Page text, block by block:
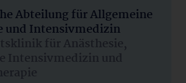
Abteilung für Allgemeine
und Intensivmedizin
für Anästhesie,
Intensivmedizin und